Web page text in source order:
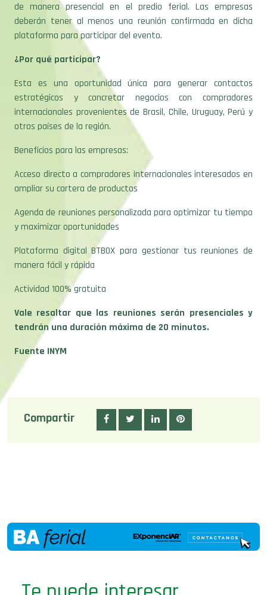
plataforma para participar del evento.
¿Por qué participar?
Esta es una oportunidad única para generar contactos
estratégicos y concretar negocios con compradores
internacionales provenientes de Brasil, Chile, Uruguay, Perú y
otros países de la región.
Beneficios para las empresas:
Acceso directo a compradores internacionales interesados en
ampliar su cartera de productos
Agenda de reuniones personalizada para optimizar tu tiempo
y maximizar oportunidades
Plataforma digital BTBOX para gestionar tus reuniones de
manera fácil y rápida
Actividad 100% gratuita
Vale resaltar que las reuniones serán presenciales y
tendrán una duración máxima de 20 minutos.
Fuente INYM
Compartir